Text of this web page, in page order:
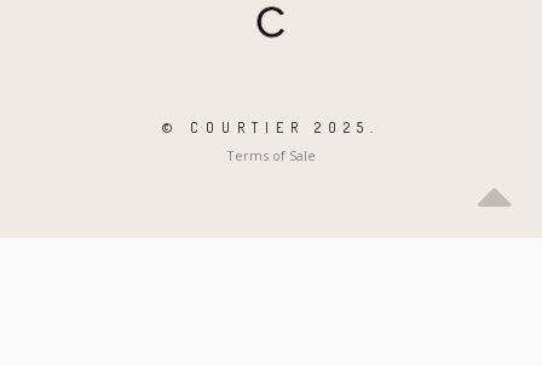
© COURTIER 2025.
Terms of Sale